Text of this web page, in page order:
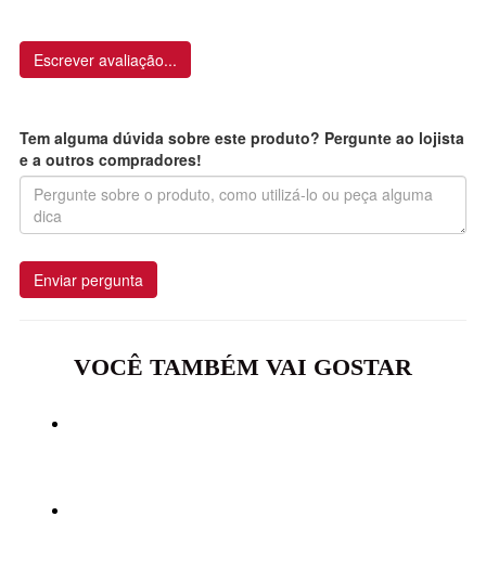
Escrever avaliação...
Tem alguma dúvida sobre este produto? Pergunte ao lojista
e a outros compradores!
Enviar pergunta
VOCÊ TAMBÉM VAI GOSTAR